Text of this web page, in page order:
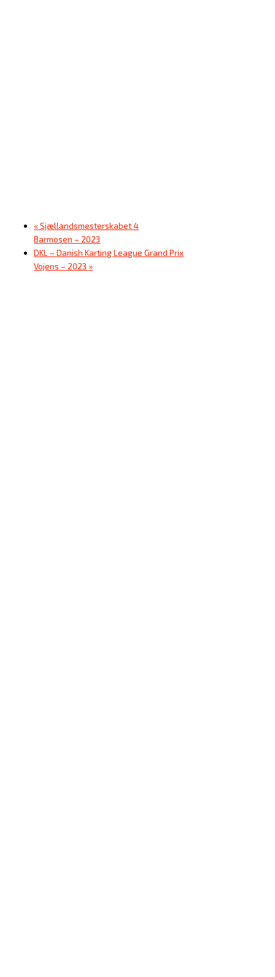
« Sjællandsmesterskabet 4
Barmosen – 2023
DKL – Danish Karting League Grand Prix
Vojens – 2023 »